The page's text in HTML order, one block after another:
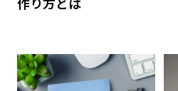
作り方とは